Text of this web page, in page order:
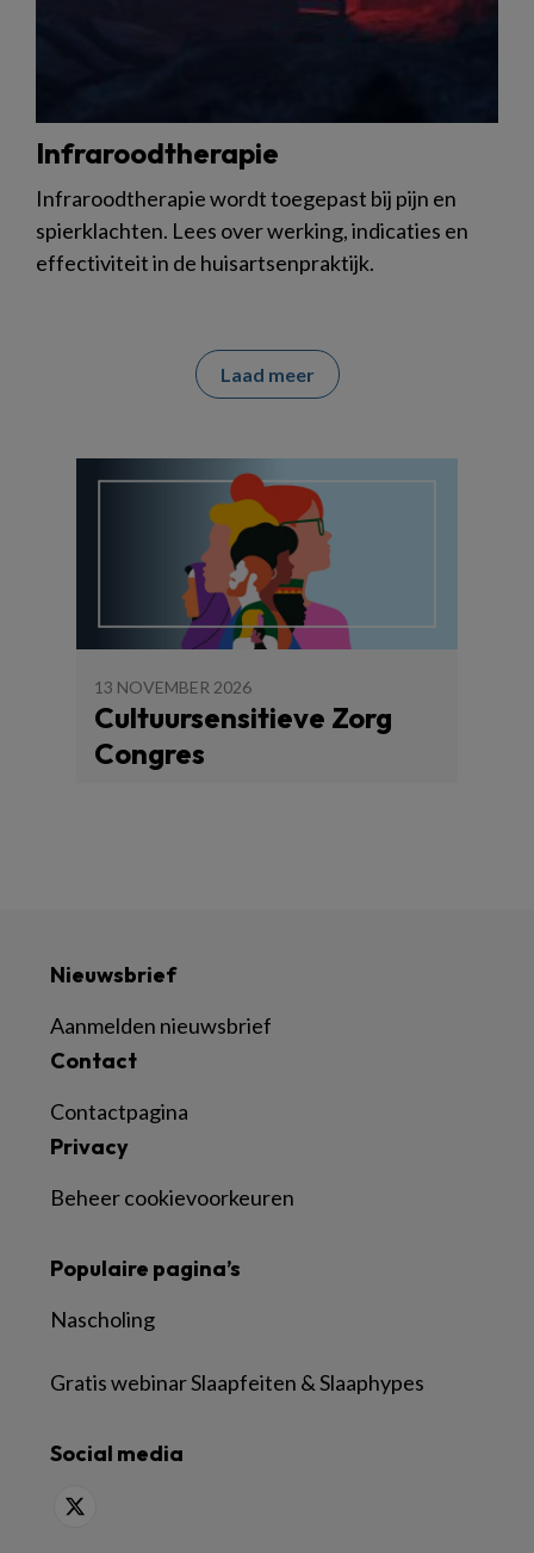
Infraroodtherapie
Infraroodtherapie wordt toegepast bij pijn en
spierklachten. Lees over werking, indicaties en
effectiviteit in de huisartsenpraktijk.
Laad meer
13 NOVEMBER 2026
Cultuursensitieve Zorg
Congres
Nieuwsbrief
Aanmelden nieuwsbrief
Contact
Contactpagina
Privacy
Beheer cookievoorkeuren
Populaire pagina’s
Nascholing
Gratis webinar Slaapfeiten & Slaaphypes
Social media